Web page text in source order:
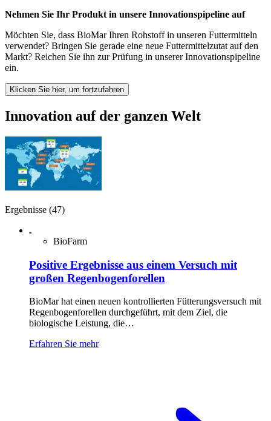
Nehmen Sie Ihr Produkt in unsere Innovationspipeline auf
Möchten Sie, dass BioMar Ihren Rohstoff in unseren Futtermitteln
verwendet? Bringen Sie gerade eine neue Futtermittelzutat auf den
Markt? Reichen Sie ihn zur Prüfung in unserer Innovationspipeline
ein.
Klicken Sie hier, um fortzufahren
Innovation auf der ganzen Welt
Ergebnisse (47)
BioFarm
Positive Ergebnisse aus einem Versuch mit
großen Regenbogenforellen
BioMar hat einen neuen kontrollierten Fütterungsversuch mit
Regenbogenforellen durchgeführt, mit dem Ziel, die
biologische Leistung, die…
Erfahren Sie mehr